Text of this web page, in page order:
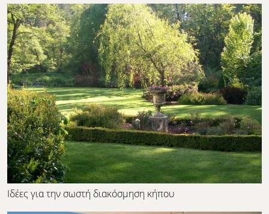
Ιδέες για την σωστή διακόσμηση κήπου